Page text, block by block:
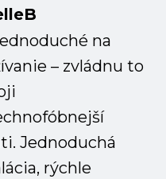
na
– zvládnu to
Jednoduchá
rýchle